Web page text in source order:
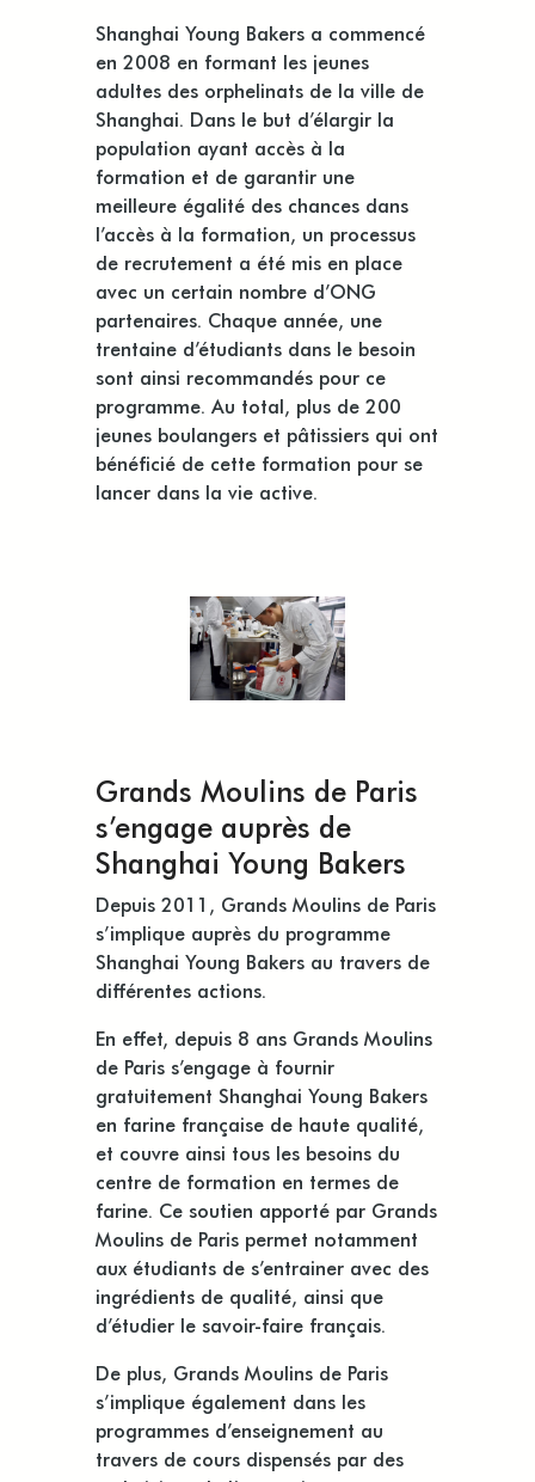
Shanghai Young Bakers a commencé
en 2008 en formant les jeunes
adultes des orphelinats de la ville de
Shanghai. Dans le but d’élargir la
population ayant accès à la
formation et de garantir une
meilleure égalité des chances dans
l’accès à la formation, un processus
de recrutement a été mis en place
avec un certain nombre d’ONG
partenaires. Chaque année, une
trentaine d’étudiants dans le besoin
sont ainsi recommandés pour ce
programme. Au total, plus de 200
jeunes boulangers et pâtissiers qui ont
bénéficié de cette formation pour se
lancer dans la vie active.
Grands Moulins de Paris
s’engage auprès de
Shanghai Young Bakers
Depuis 2011, Grands Moulins de Paris
s’implique auprès du programme
Shanghai Young Bakers au travers de
différentes actions.
En effet, depuis 8 ans Grands Moulins
de Paris s’engage à fournir
gratuitement Shanghai Young Bakers
en farine française de haute qualité,
et couvre ainsi tous les besoins du
centre de formation en termes de
farine. Ce soutien apporté par Grands
Moulins de Paris permet notamment
aux étudiants de s’entrainer avec des
ingrédients de qualité, ainsi que
d’étudier le savoir-faire français.
De plus, Grands Moulins de Paris
s’implique également dans les
programmes d’enseignement au
travers de cours dispensés par des